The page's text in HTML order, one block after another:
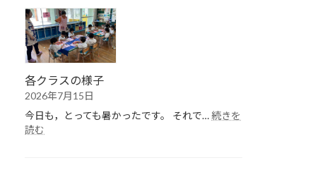
生
ま
れ
誕
生
会
各クラスの様子
2026年7月15日
今日も，とっても暑かったです。 それで…続きを
読む